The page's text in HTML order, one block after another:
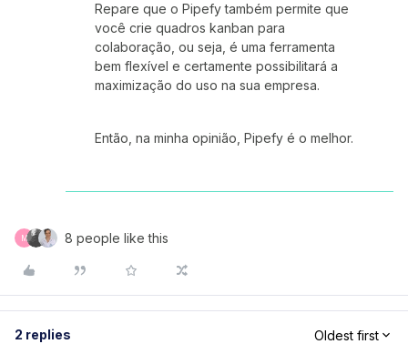
Repare que o Pipefy também permite que
você crie quadros kanban para
colaboração, ou seja, é uma ferramenta
bem flexível e certamente possibilitará a
maximização do uso na sua empresa.
Então, na minha opinião, Pipefy é o melhor.
M 8 people like this
2 replies Oldest first